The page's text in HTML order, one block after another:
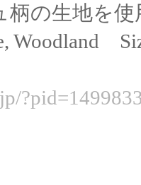
柄の生地を
Woodland